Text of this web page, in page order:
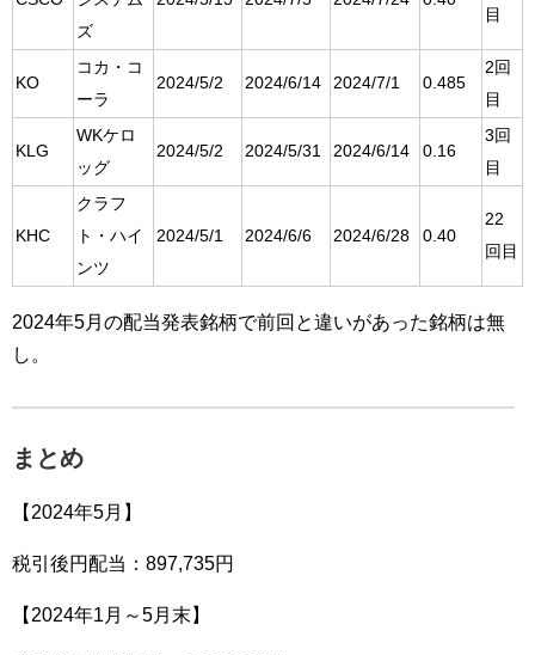
ズ
目
KO
コカ・コ
ーラ
2024/5/2 2024/6/14 2024/7/1 0.485
2回
目
KLG
WKケロ
ッグ
2024/5/2 2024/5/31 2024/6/14 0.16
3回
目
KHC
クラフ
ト・ハイ
ンツ
2024/5/1 2024/6/6 2024/6/28 0.40
22
回目
2024年5月の配当発表銘柄で前回と違いがあった銘柄は無
し。
まとめ
【2024年5月】
税引後円配当：897,735円
【2024年1月～5月末】